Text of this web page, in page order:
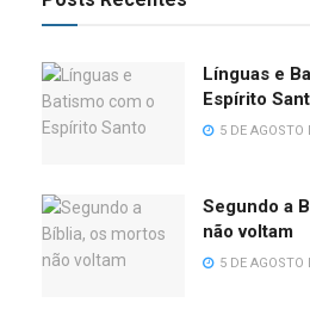
Línguas e
Espírito
5 DE AGOSTO
Segundo a
não voltam
5 DE AGOSTO